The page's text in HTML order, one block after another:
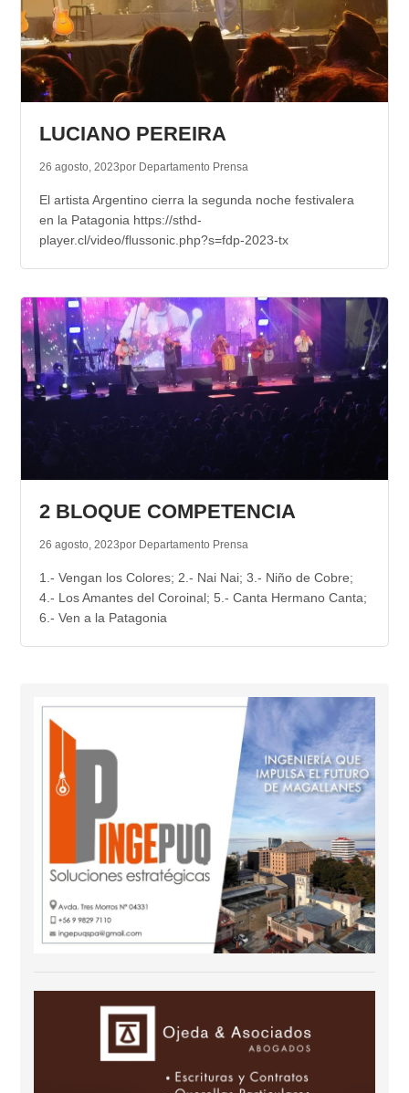
LUCIANO PEREIRA
26 agosto, 2023por Departamento Prensa
El artista Argentino cierra la segunda noche festivalera
en la Patagonia https://sthd-
player.cl/video/flussonic.php?s=fdp-2023-tx
2 BLOQUE COMPETENCIA
26 agosto, 2023por Departamento Prensa
1.- Vengan los Colores; 2.- Nai Nai; 3.- Niño de Cobre;
4.- Los Amantes del Coroinal; 5.- Canta Hermano Canta;
6.- Ven a la Patagonia